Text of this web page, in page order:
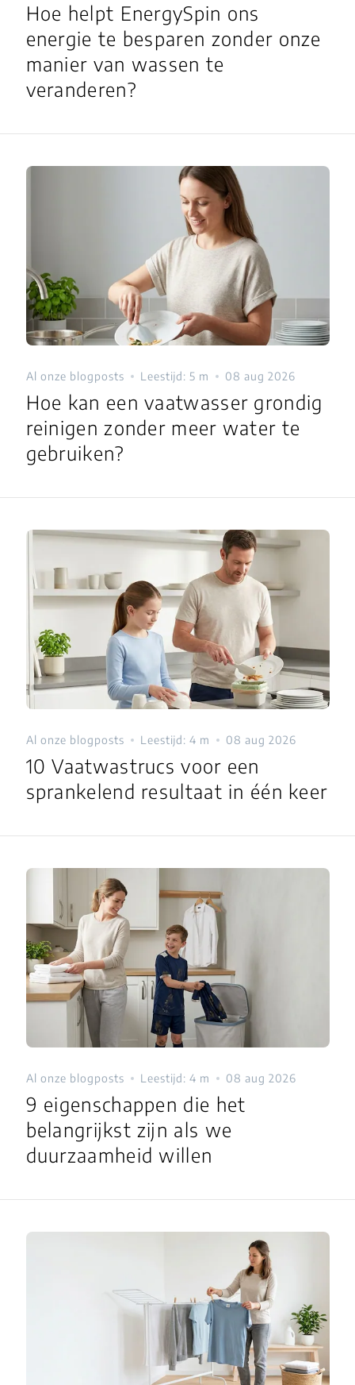
Hoe helpt EnergySpin ons
energie te besparen zonder onze
manier van wassen te
veranderen?
Al onze blogposts Leestijd: 5 m 08 aug 2026
Hoe kan een vaatwasser grondig
reinigen zonder meer water te
gebruiken?
Al onze blogposts Leestijd: 4 m 08 aug 2026
10 Vaatwastrucs voor een
sprankelend resultaat in één keer
Al onze blogposts Leestijd: 4 m 08 aug 2026
9 eigenschappen die het
belangrijkst zijn als we
duurzaamheid willen